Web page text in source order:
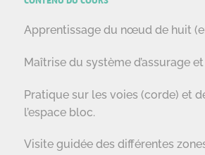
Apprentissage du nœud de huit
Maîtrise du système d’assurage
Pratique sur les voies (corde) et
l’espace bloc.
Visite guidée des différentes